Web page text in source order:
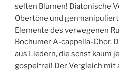
selten Blumen! Diatonische
Obertöne und
Elemente des verwegenen
Bochumer A-cappella-Chor.
aus Liedern, die sonst kaum
gospelfrei! Der Vergleich mit